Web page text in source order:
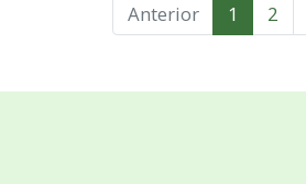
Anterior 1 2